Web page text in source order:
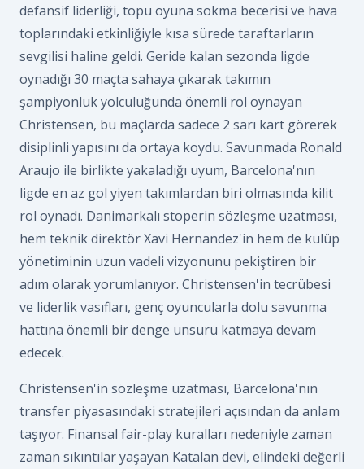
defansif liderliği, topu oyuna sokma becerisi ve hava
toplarındaki etkinliğiyle kısa sürede taraftarların
sevgilisi haline geldi. Geride kalan sezonda ligde
oynadığı 30 maçta sahaya çıkarak takımın
şampiyonluk yolculuğunda önemli rol oynayan
Christensen, bu maçlarda sadece 2 sarı kart görerek
disiplinli yapısını da ortaya koydu. Savunmada Ronald
Araujo ile birlikte yakaladığı uyum, Barcelona'nın
ligde en az gol yiyen takımlardan biri olmasında kilit
rol oynadı. Danimarkalı stoperin sözleşme uzatması,
hem teknik direktör Xavi Hernandez'in hem de kulüp
yönetiminin uzun vadeli vizyonunu pekiştiren bir
adım olarak yorumlanıyor. Christensen'in tecrübesi
ve liderlik vasıfları, genç oyuncularla dolu savunma
hattına önemli bir denge unsuru katmaya devam
edecek.
Christensen'in sözleşme uzatması, Barcelona'nın
transfer piyasasındaki stratejileri açısından da anlam
taşıyor. Finansal fair-play kuralları nedeniyle zaman
zaman sıkıntılar yaşayan Katalan devi, elindeki değerli